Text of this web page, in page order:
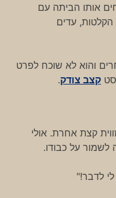
אותו הביתה עם
עדים
והוא לא שוכח לפרט
קצב צודק.
קצת אחרת. אולי
לשמור על כבודו.
לדבר!"